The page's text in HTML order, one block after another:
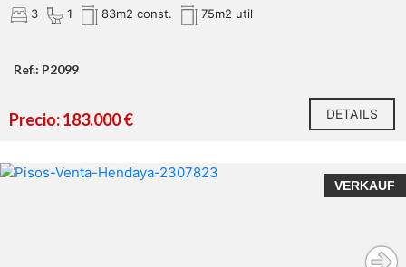
3 1 83m2 const. 75m2 util
Ref.: P2099
Precio: 183.000 € DETAILS
VERKAUF